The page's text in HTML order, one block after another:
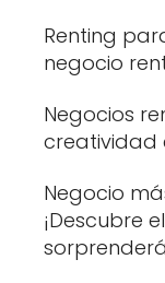
Renting
negocio
Negocios
creatividad
Negocio
¡Descubre